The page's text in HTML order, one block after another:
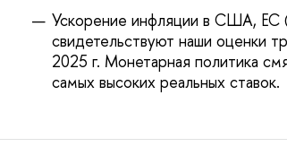
Ускорение инфляции в США, ЕС
свидетельствуют наши оценки
2025 г. Монетарная политика
самых высоких реальных ставок.